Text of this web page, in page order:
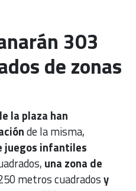
303
de zonas
la plaza han
de la misma,
juegos infantiles
una zona de
metros cuadradosy